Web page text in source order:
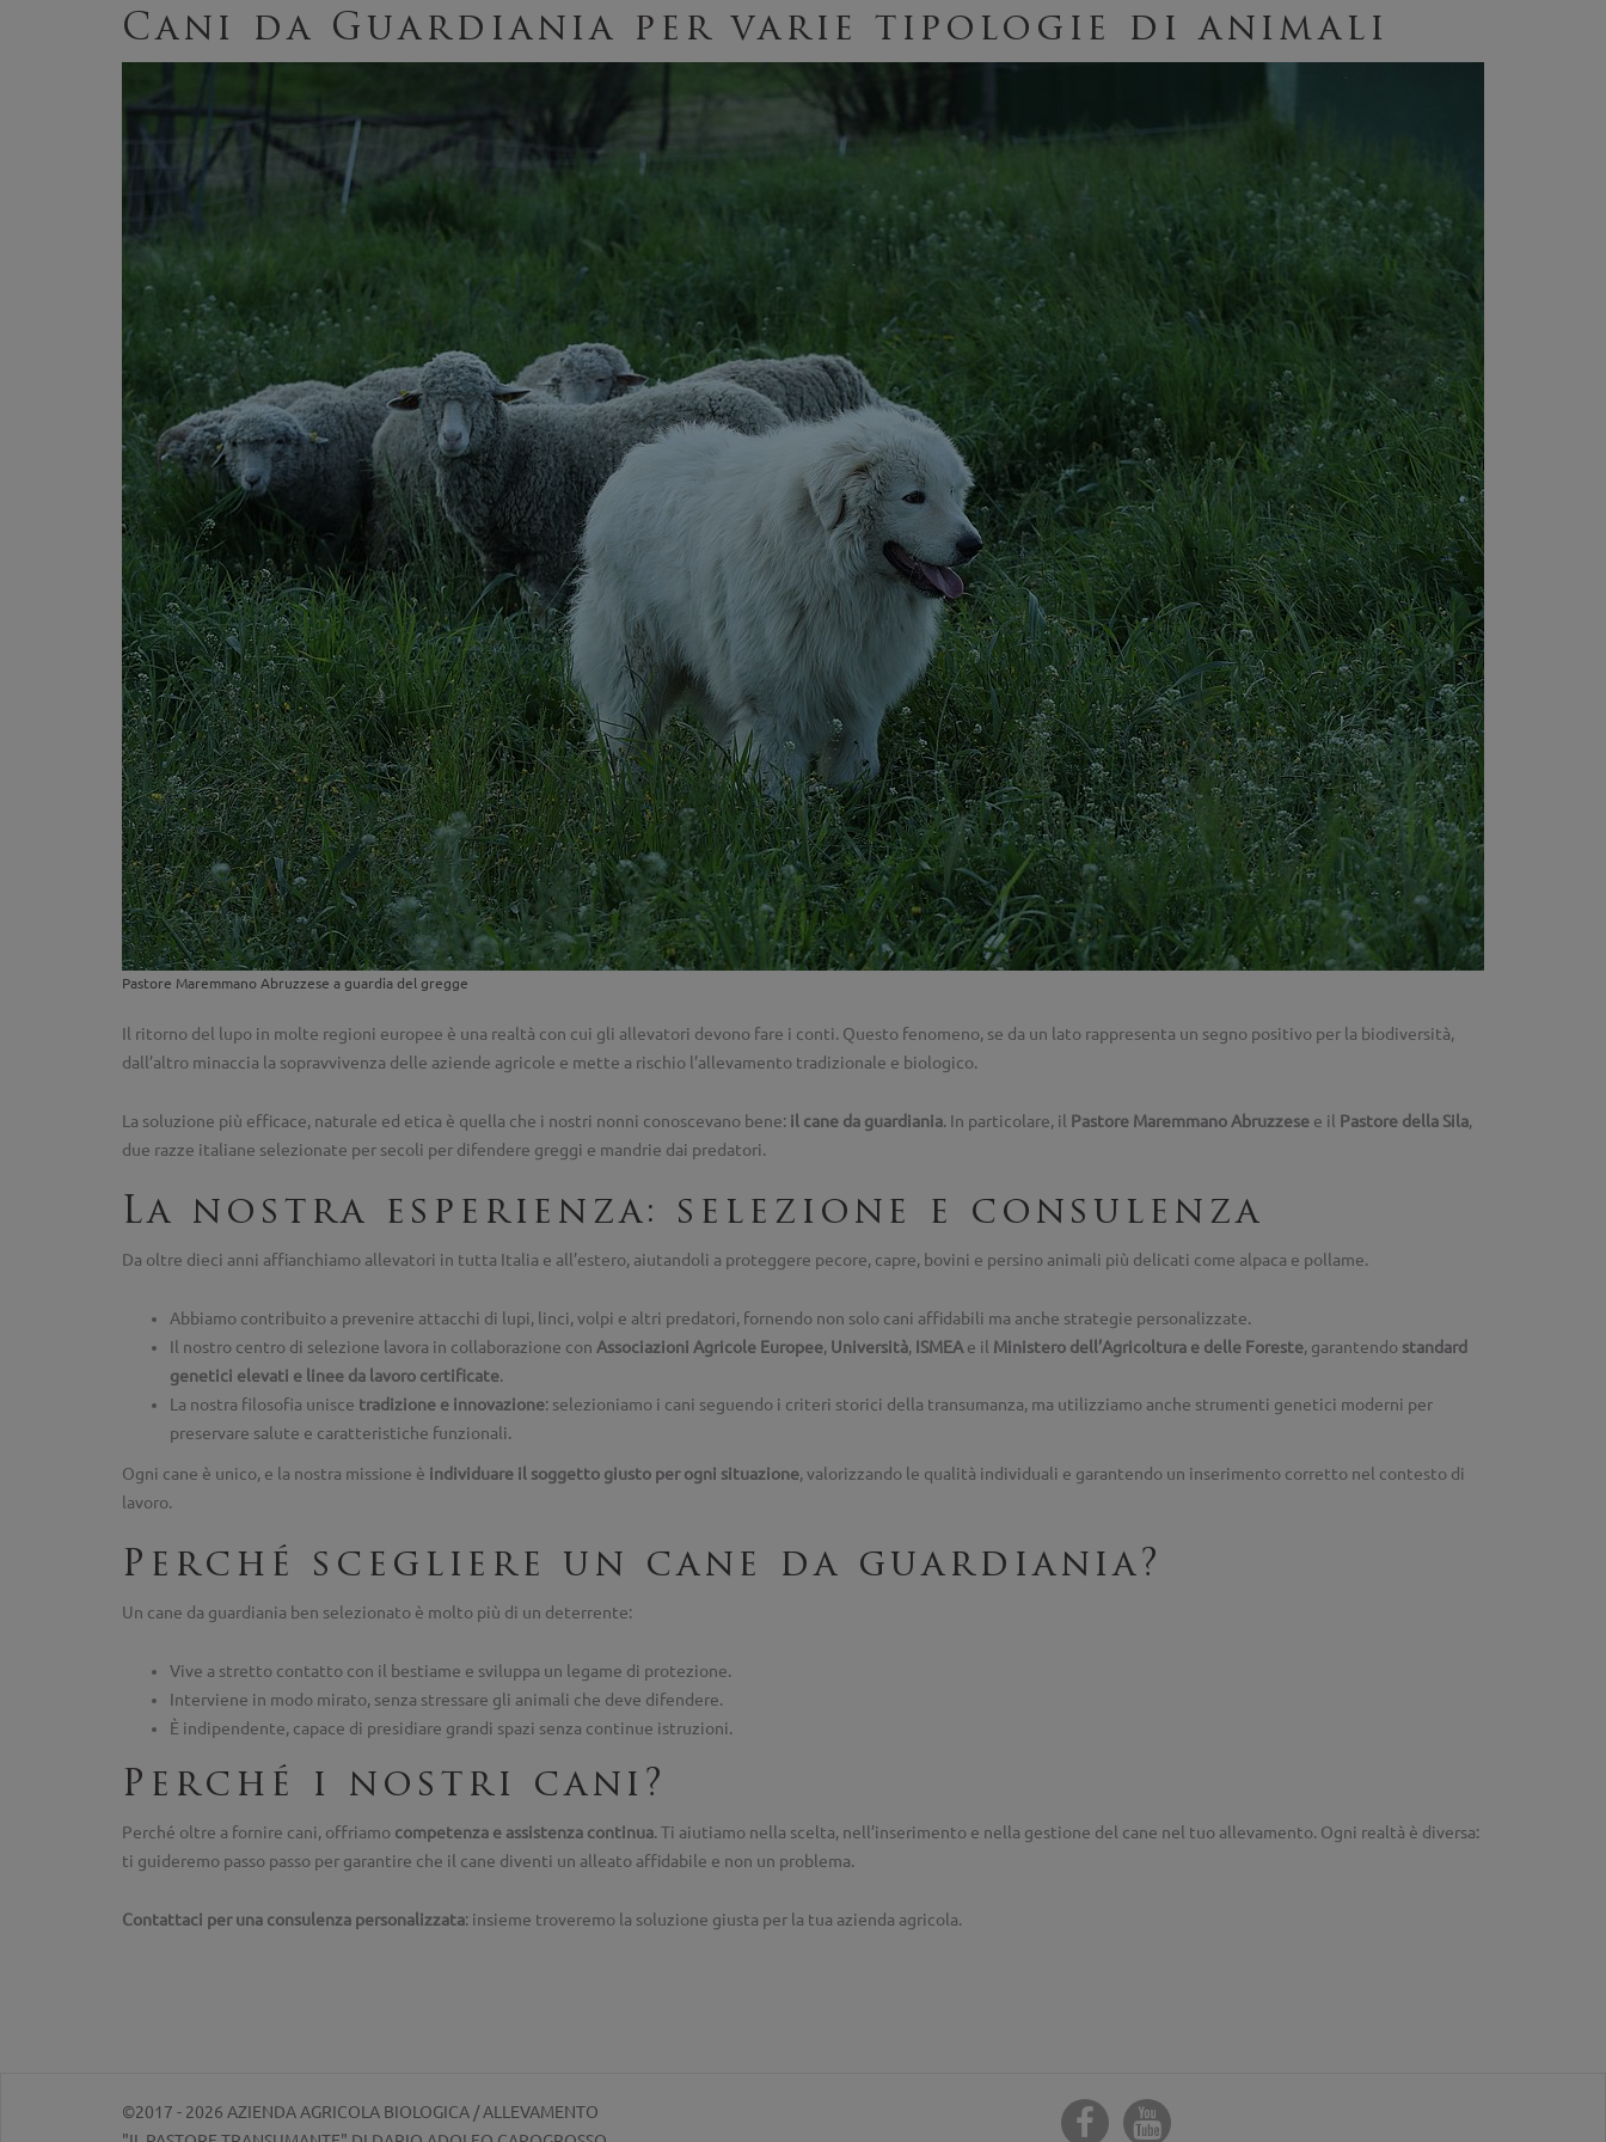
Cani da Guardiania per varie tipologie di animali
Pastore Maremmano Abruzzese a guardia del gregge
Il ritorno del lupo in molte regioni europee è una realtà con cui gli allevatori devono fare i conti. Questo fenomeno, se da un lato rappresenta un segno positivo per la biodiversità,
dall’altro minaccia la sopravvivenza delle aziende agricole e mette a rischio l’allevamento tradizionale e biologico.
La soluzione più efficace, naturale ed etica è quella che i nostri nonni conoscevano bene: il cane da guardiania. In particolare, il Pastore Maremmano Abruzzese e il Pastore della Sila,
due razze italiane selezionate per secoli per difendere greggi e mandrie dai predatori.
La nostra esperienza: selezione e consulenza
Da oltre dieci anni affianchiamo allevatori in tutta Italia e all’estero, aiutandoli a proteggere pecore, capre, bovini e persino animali più delicati come alpaca e pollame.
Abbiamo contribuito a prevenire attacchi di lupi, linci, volpi e altri predatori, fornendo non solo cani affidabili ma anche strategie personalizzate.
Il nostro centro di selezione lavora in collaborazione con Associazioni Agricole Europee, Università, ISMEA e il Ministero dell’Agricoltura e delle Foreste, garantendo standard
genetici elevati e linee da lavoro certificate.
La nostra filosofia unisce tradizione e innovazione: selezioniamo i cani seguendo i criteri storici della transumanza, ma utilizziamo anche strumenti genetici moderni per
preservare salute e caratteristiche funzionali.
Ogni cane è unico, e la nostra missione è individuare il soggetto giusto per ogni situazione, valorizzando le qualità individuali e garantendo un inserimento corretto nel contesto di
lavoro.
Perché scegliere un cane da guardiania?
Un cane da guardiania ben selezionato è molto più di un deterrente:
Vive a stretto contatto con il bestiame e sviluppa un legame di protezione.
Interviene in modo mirato, senza stressare gli animali che deve difendere.
È indipendente, capace di presidiare grandi spazi senza continue istruzioni.
Perché i nostri cani?
Perché oltre a fornire cani, offriamo competenza e assistenza continua. Ti aiutiamo nella scelta, nell’inserimento e nella gestione del cane nel tuo allevamento. Ogni realtà è diversa:
ti guideremo passo passo per garantire che il cane diventi un alleato affidabile e non un problema.
Contattaci per una consulenza personalizzata: insieme troveremo la soluzione giusta per la tua azienda agricola.
©2017 - 2026 AZIENDA AGRICOLA BIOLOGICA / ALLEVAMENTO